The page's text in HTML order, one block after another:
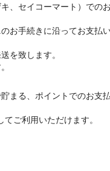
、セイコーマート）での
お手続きに沿ってお支払
を致します。
まる、ポイントでのお支
ご利用いただけます。